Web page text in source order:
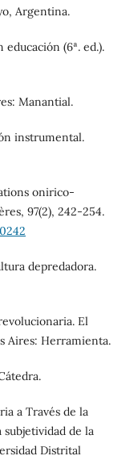
Argentina.
(6ª. ed.).
Manantial.
instrumental.
onirico-
97(2), 242-254.
depredadora.
El
Aires: Herramienta.
a Través de la
subjetividad de la
Distrital